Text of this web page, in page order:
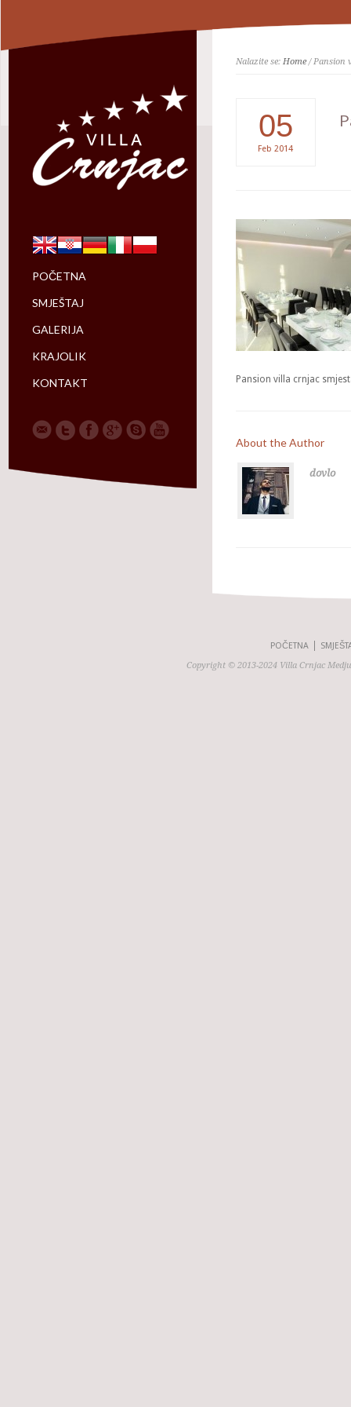
Nalazite se: Home/ Pansion
05
Feb 2014
Pansion villa crnjac
About the Author
dovlo
POČETNA
SMJEŠTAJ
GALERIJA
KRAJOLIK
KONTAKT
POČETNA
Copyright © 2013-2024 Villa Crnjac